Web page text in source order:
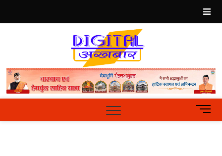
content
Hindi
News
PortalM
e